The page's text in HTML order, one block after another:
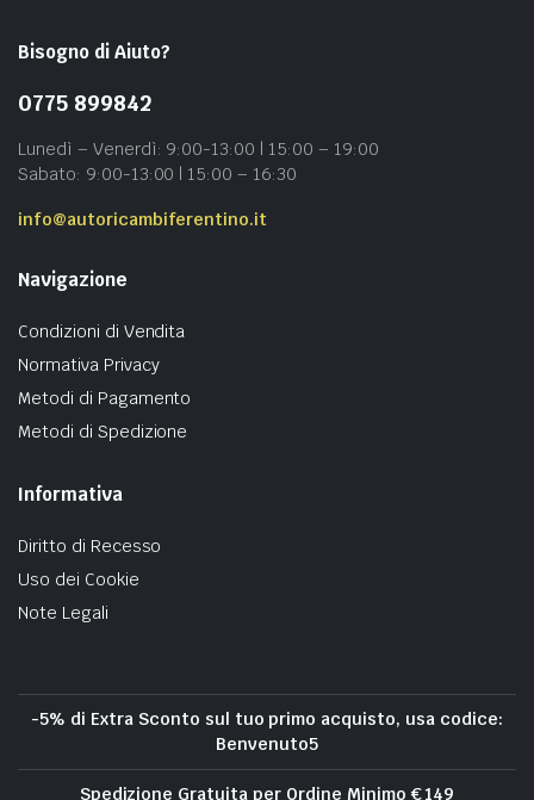
Bisogno di Aiuto?
0775 899842
Lunedì – Venerdì: 9:00-13:00 | 15:00 – 19:00
Sabato: 9:00-13:00 | 15:00 – 16:30
info@autoricambiferentino.it
Navigazione
Condizioni di Vendita
Normativa Privacy
Metodi di Pagamento
Metodi di Spedizione
Informativa
Diritto di Recesso
Uso dei Cookie
Note Legali
-5% di Extra Sconto sul tuo primo acquisto, usa codice:
Benvenuto5
Spedizione Gratuita per Ordine Minimo € 149